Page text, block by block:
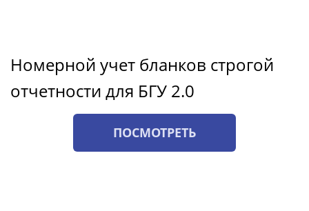
Номерной учет бланков строгой
отчетности для БГУ 2.0
ПОСМОТРЕТЬ